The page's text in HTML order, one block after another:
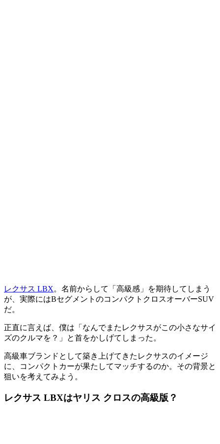
レクサス LBX。名前からして「高級感」を期待してしまう
が、実際にはBセグメントのコンパクトクロスオーバーSUV
だ。
正直に言えば、僕は「なんでまたレクサスがこの小さなサイ
ズのクルマを？」と首をかしげてしまった。
高級車ブランドとして築き上げてきたレクサスのイメージ
に、コンパクトカーが果たしてマッチするのか。その背景と
狙いを考えてみよう。
レクサス LBXはヤリス クロスの高級版？